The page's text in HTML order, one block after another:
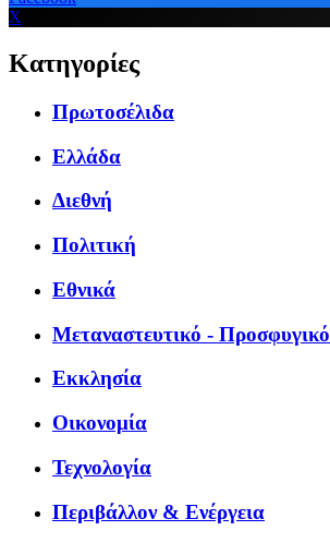
X
Κατηγορίες
Πρωτοσέλιδα
Ελλάδα
Διεθνή
Πολιτική
Εθνικά
Μεταναστευτικό - Προσφυγικό
Εκκλησία
Οικονομία
Τεχνολογία
Περιβάλλον & Ενέργεια